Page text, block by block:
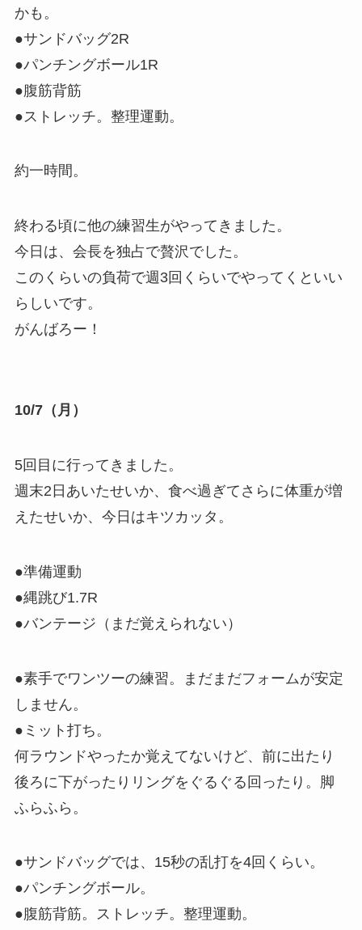
かも。
●サンドバッグ2R
●パンチングボール1R
●腹筋背筋
●ストレッチ。整理運動。
約一時間。
終わる頃に他の練習生がやってきました。
今日は、会長を独占で贅沢でした。
このくらいの負荷で週3回くらいでやってくといい
らしいです。
がんばろー！
10/7（月）
5回目に行ってきました。
週末2日あいたせいか、食べ過ぎてさらに体重が増
えたせいか、今日はキツカッタ。
●準備運動
●縄跳び1.7R
●バンテージ（まだ覚えられない）
●素手でワンツーの練習。まだまだフォームが安定
しません。
●ミット打ち。
何ラウンドやったか覚えてないけど、前に出たり
後ろに下がったりリングをぐるぐる回ったり。脚
ふらふら。
●サンドバッグでは、15秒の乱打を4回くらい。
●パンチングボール。
●腹筋背筋。ストレッチ。整理運動。